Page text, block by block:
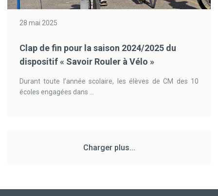
28 mai 2025
Clap de fin pour la saison 2024/2025 du
dispositif « Savoir Rouler à Vélo »
Durant toute l’année scolaire, les élèves de CM des 10
écoles engagées dans ...
Charger plus...